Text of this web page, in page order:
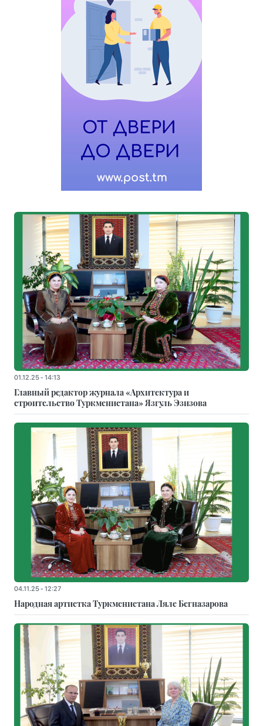
01.12.25 - 14:13
Главный редактор журнала «Архитектура и
строительство Туркменистана» Язгуль Эзизова
04.11.25 - 12:27
Народная артистка Туркменистана Ляле Бегназарова